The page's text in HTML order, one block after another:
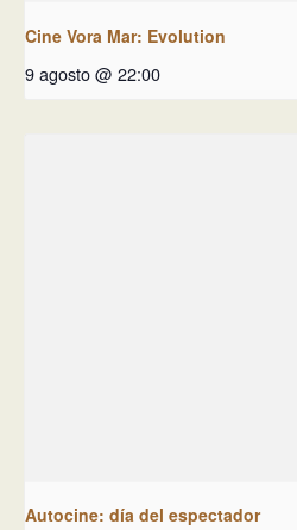
Cine Vora Mar: Evolution
9 agosto @ 22:00
Autocine: día del espectador